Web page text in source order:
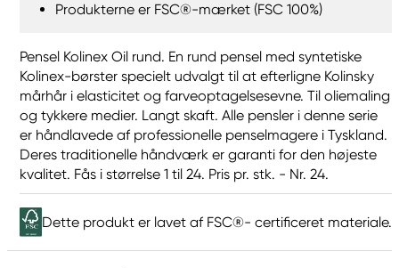
Produkterne er FSC®-mærket (FSC 100%)
Pensel Kolinex Oil rund. En rund pensel med syntetiske
Kolinex-børster specielt udvalgt til at efterligne Kolinsky
mårhår i elasticitet og farveoptagelsesevne. Til oliemaling
og tykkere medier. Langt skaft. Alle pensler i denne serie
er håndlavede af professionelle penselmagere i Tyskland.
Deres traditionelle håndværk er garanti for den højeste
kvalitet. Fås i størrelse 1 til 24. Pris pr. stk. - Nr. 24.
Dette produkt er lavet af FSC®- certificeret materiale.